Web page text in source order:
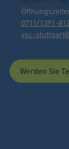
0711/1391-
vsc-
Werden Sie